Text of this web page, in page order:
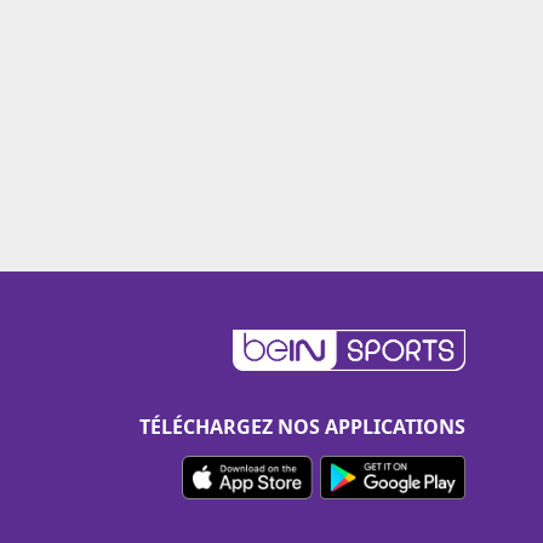
TÉLÉCHARGEZ NOS APPLICATIONS